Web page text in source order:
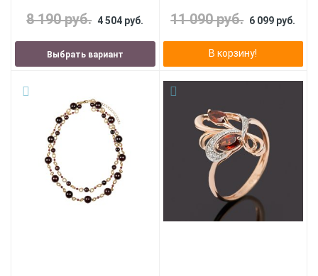
8 190 руб. 4 504 руб.
Выбрать вариант
11 090 руб. 6 099 руб.
В корзину!